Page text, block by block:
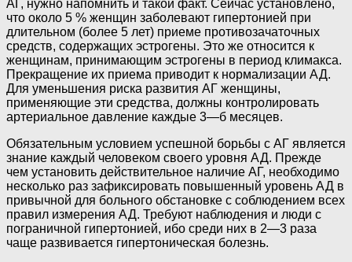
АГ, нужно напомнить и такой факт. Сейчас установлено,
что около 5 % женщин заболевают гипертонией при
длительном (более 5 лет) приеме противозачаточных
средств, содержащих эстрогены. Это же относится к
женщинам, принимающим эстрогены в период климакса.
Прекращение их приема приводит к нормализации АД.
Для уменьшения риска развития АГ женщины,
применяющие эти средства, должны контролировать
артериальное давление каждые 3—б месяцев.
Обязательным условием успешной борьбы с АГ является
знание каждый человеком своего уровня АД. Прежде
чем установить действительное наличие АГ, необходимо
несколько раз зафиксировать повышенный уровень АД в
привычной для больного обстановке с соблюдением всех
правил измерения АД. Требуют наблюдения и люди с
пограничной гипертонией, ибо среди них в 2—3 раза
чаще развивается гипертоническая болезнь.